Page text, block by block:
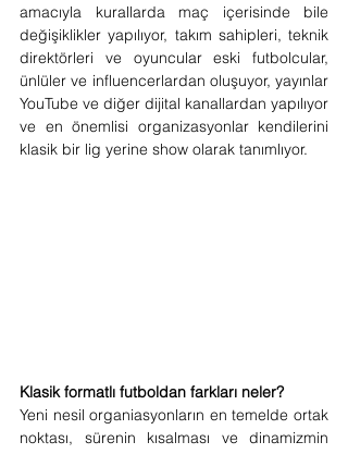
amacıyla kurallarda maç içerisinde bile
değişiklikler yapılıyor, takım sahipleri, teknik
direktörleri ve oyuncular eski futbolcular,
ünlüler ve influencerlardan oluşuyor, yayınlar
YouTube ve diğer dijital kanallardan yapılıyor
ve en önemlisi organizasyonlar kendilerini
klasik bir lig yerine show olarak tanımlıyor.
Klasik formatlı futboldan farkları neler?
Yeni nesil organiasyonların en temelde ortak
noktası, sürenin kısalması ve dinamizmin